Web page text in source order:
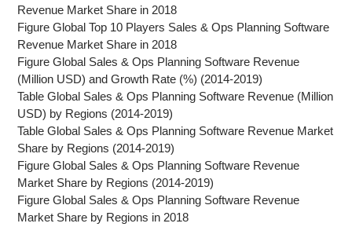
Revenue Market Share in 2018
Figure Global Top 10 Players Sales & Ops Planning Software
Revenue Market Share in 2018
Figure Global Sales & Ops Planning Software Revenue
(Million USD) and Growth Rate (%) (2014-2019)
Table Global Sales & Ops Planning Software Revenue (Million
USD) by Regions (2014-2019)
Table Global Sales & Ops Planning Software Revenue Market
Share by Regions (2014-2019)
Figure Global Sales & Ops Planning Software Revenue
Market Share by Regions (2014-2019)
Figure Global Sales & Ops Planning Software Revenue
Market Share by Regions in 2018